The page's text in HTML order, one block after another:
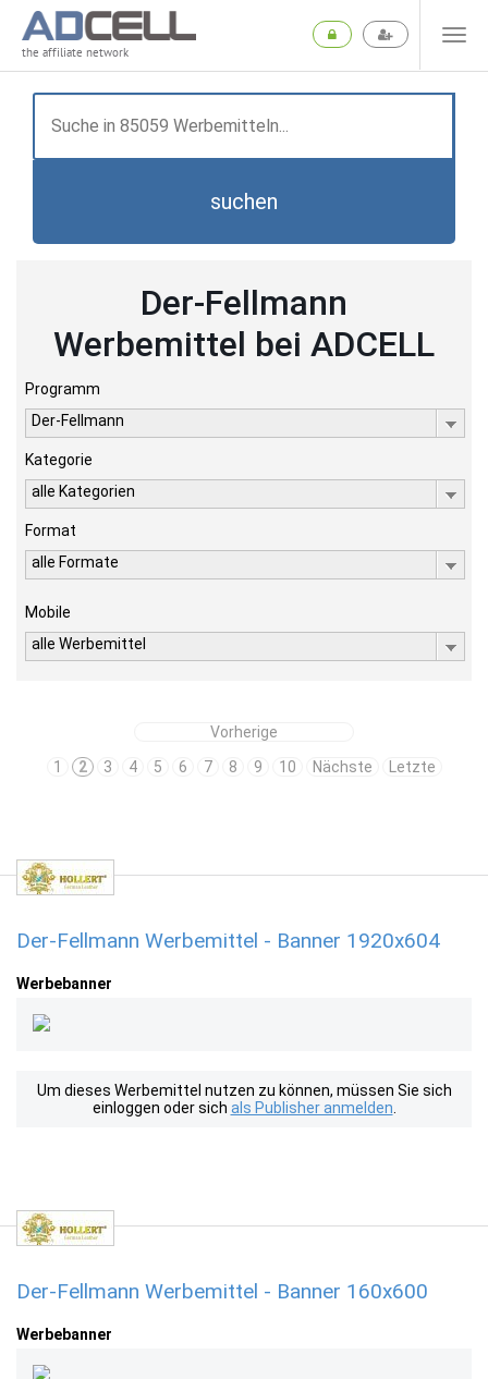
the affiliate network
suchen
Der-Fellmann
Werbemittel bei ADCELL
Programm
Der-Fellmann
Kategorie
alle Kategorien
Format
alle Formate
Mobile
alle Werbemittel
Vorherige
1
2 3 4 5 6 7 8 9 10 Nächste Letzte
Der-Fellmann Werbemittel - Banner 1920x604
Werbebanner
Um dieses Werbemittel nutzen zu können, müssen Sie sich
einloggen oder sich als Publisher anmelden
Der-Fellmann Werbemittel - Banner 160x600
Werbebanner